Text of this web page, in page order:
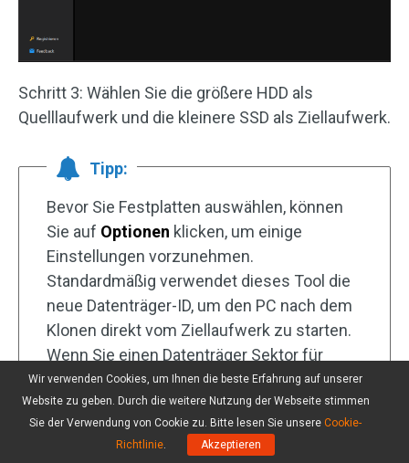
Schritt 3: Wählen Sie die größere HDD als
Quelllaufwerk und die kleinere SSD als Ziellaufwerk.
Tipp:
Bevor Sie Festplatten auswählen, können
Sie auf Optionen klicken, um einige
Einstellungen vorzunehmen.
Standardmäßig verwendet dieses Tool die
neue Datenträger-ID, um den PC nach dem
Klonen direkt vom Ziellaufwerk zu starten.
Wenn Sie einen Datenträger Sektor für
Sektor klonen möchten, aktivieren Sie die
OptionSektor für Sektor klonenunter
Modus für Klonen des Datenträgers.
Wir verwenden Cookies, um Ihnen die beste Erfahrung auf unserer
Website zu geben. Durch die weitere Nutzung der Webseite stimmen
Sie der Verwendung von Cookie zu. Bitte lesen Sie unsere Cookie-
Richtlinie. Akzeptieren